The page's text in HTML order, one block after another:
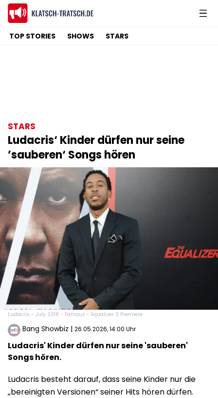
TOP STORIES SHOWS STARS
STARS
Ludacris‘ Kinder dürfen nur seine
’sauberen‘ Songs hören
Ludacris - July 2018 - Famous - Equalizer 2 Premiere
Bang Showbiz | 26.05.2026, 14:00 Uhr
Ludacris' Kinder dürfen nur seine 'sauberen'
Songs hören.
Ludacris besteht darauf, dass seine Kinder nur die
„bereinigten Versionen“ seiner Hits hören dürfen.